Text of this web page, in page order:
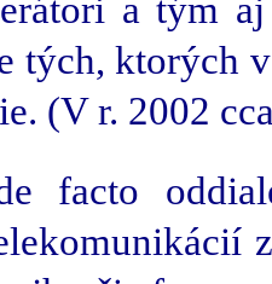
a tým
tých, ktorých
(V r. 2002
facto